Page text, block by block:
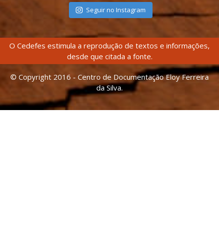
Seguir no Instagram
O Cedefes estimula a reprodução de textos e informações,
desde que citada a fonte.
© Copyright 2016 - Centro de Documentação Eloy Ferreira
da Silva.